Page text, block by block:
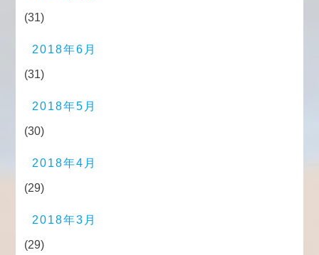
(31)
2018年6月
(31)
2018年5月
(30)
2018年4月
(29)
2018年3月
(29)